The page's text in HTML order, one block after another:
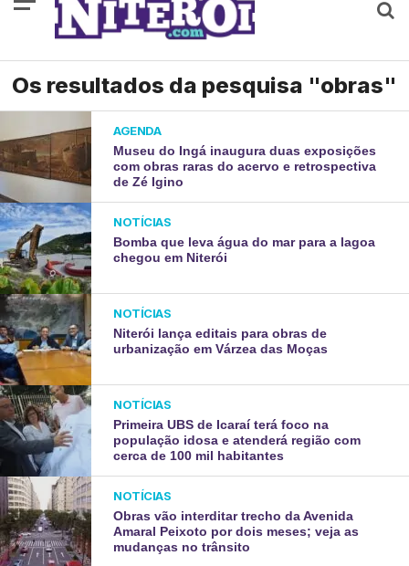
Os resultados da pesquisa "obras"
AGENDA
Museu do Ingá inaugura duas exposições
com obras raras do acervo e retrospectiva
de Zé Igino
NOTÍCIAS
Bomba que leva água do mar para a lagoa
chegou em Niterói
NOTÍCIAS
Niterói lança editais para obras de
urbanização em Várzea das Moças
NOTÍCIAS
Primeira UBS de Icaraí terá foco na
população idosa e atenderá região com
cerca de 100 mil habitantes
NOTÍCIAS
Obras vão interditar trecho da Avenida
Amaral Peixoto por dois meses; veja as
mudanças no trânsito